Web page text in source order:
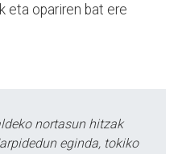
eta opariren bat ere
nortasun hitzak
eginda, tokiko